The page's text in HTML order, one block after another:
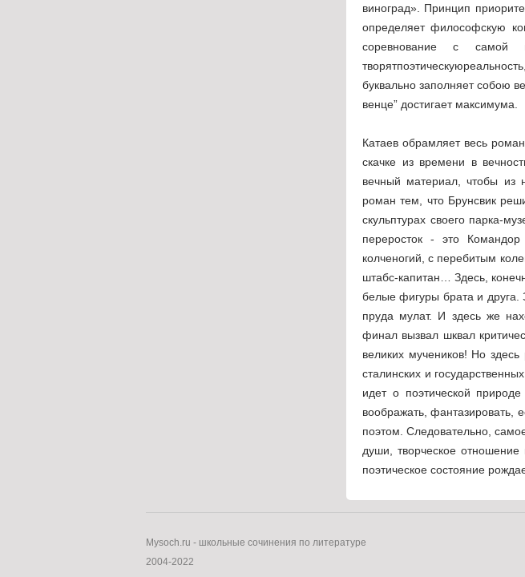
виноград». Принцип
определяет философскую
соревнование с
буквально заполняет собою
венце” достигает максимума.
Катаев обрамляет весь
скачке из времени в
вечный материал, чтобы из
роман тем, что Брунсвик
скульптурах своего парка-
переросток - это
колченогий, с перебитым
штабс-капитан… Здесь,
белые фигуры брата и друга.
пруда мулат. И здесь же
финал вызвал шквал
великих мучеников! Но
сталинских и
идет о поэтической
воображать, фантазировать,
поэтом. Следовательно,
души, творческое
поэтическое состояние
Mysoch.ru - школьные сочинения по литературе
2004-2022